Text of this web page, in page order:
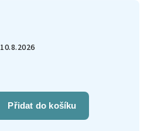
Přidat do košíku
10.8.2026